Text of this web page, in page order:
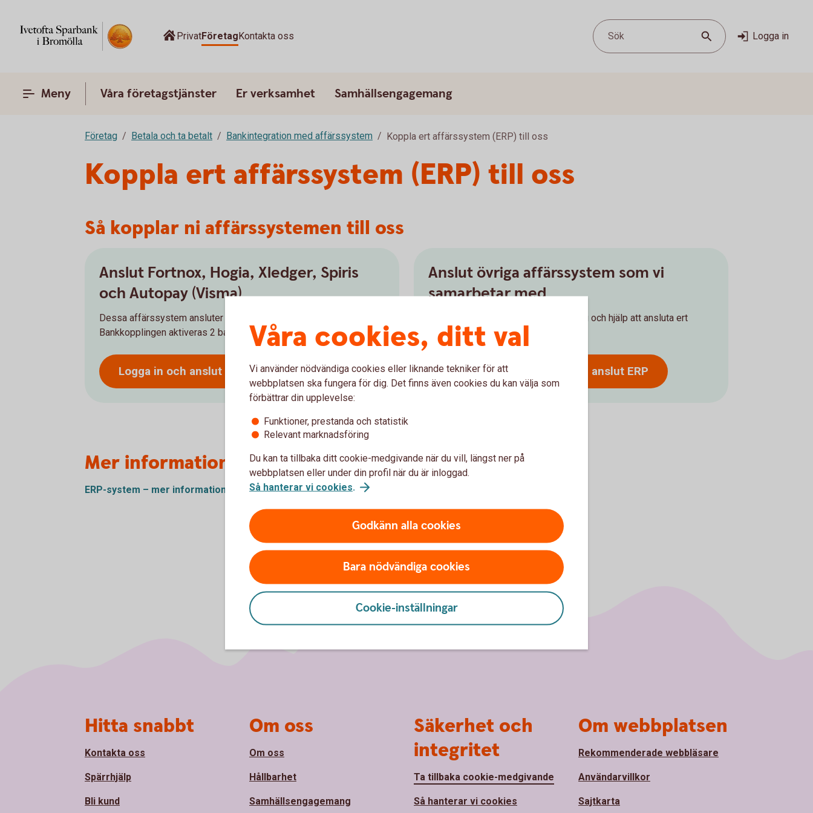
PrivatFöretagKontakta oss Sök Logga in
Meny Våra företagstjänster Er verksamhet Samhällsengagemang
Företag Betala och ta betalt Bankintegration med affärssystem Koppla ert affärssystem (ERP) till oss
Koppla ert affärssystem (ERP) till oss
Så kopplar ni affärssystemen till oss
Anslut Fortnox, Hogia, Xledger, Spiris
och Autopay (Visma)
Dessa affärssystem ansluter ni själva enkelt i internetbanken.
Bankkopplingen aktiveras 2 bankdagar efter själva anslutningen.
Logga in och anslut ert ERP tilloss
Anslut övriga affärssystem som vi
samarbetar med
Kontakta ert bankkontor för rådgivning och hjälp att ansluta ert
affärssystem.
Ring 0771-33 44 33 och anslut ERP
Mer information
ERP-system – mer information
Våra cookies, ditt val
Vi använder nödvändiga cookies eller liknande tekniker för att
webbplatsen ska fungera för dig. Det finns även cookies du kan välja som
förbättrar din upplevelse:
Funktioner, prestanda och statistik
Relevant marknadsföring
Du kan ta tillbaka ditt cookie-medgivande när du vill, längst ner på
webbplatsen eller under din profil när du är inloggad.
Så hanterar vi cookies.
Godkänn alla cookies
Bara nödvändiga cookies
Cookie-inställningar
Hitta snabbt
Kontakta oss
Spärrhjälp
Bli kund
Om oss
Om oss
Hållbarhet
Samhällsengagemang
Säkerhet och
integritet
Ta tillbaka cookie-medgivande
Så hanterar vi cookies
Om webbplatsen
Rekommenderade webbläsare
Användarvillkor
Sajtkarta